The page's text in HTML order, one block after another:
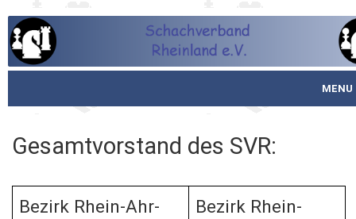
MENU
Spielbetrieb
Gesamtvorstand des SVR:
Bezirk Rhein-Ahr-
Bezirk Rhein-